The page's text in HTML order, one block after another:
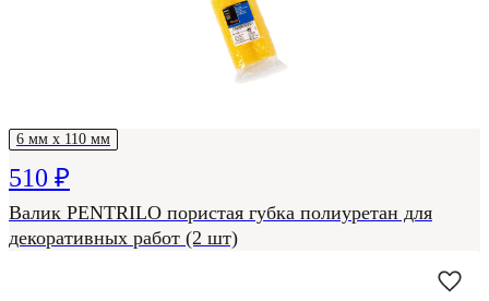
6 мм х 110 мм
510 ₽
Валик PENTRILO пористая губка полиуретан для
декоративных работ (2 шт)